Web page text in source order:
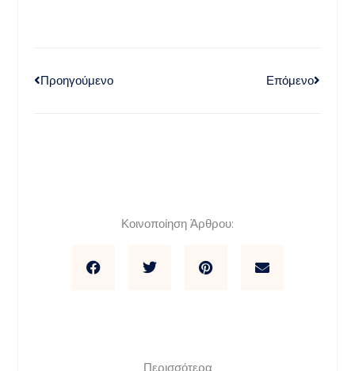
Προηγούμενο Επόμενο
Κοινοποίηση Άρθρου:
Περισσότερα